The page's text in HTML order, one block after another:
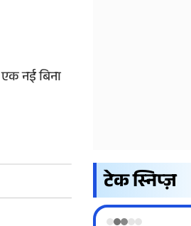
नई बिना
टेक स्निप्ज़